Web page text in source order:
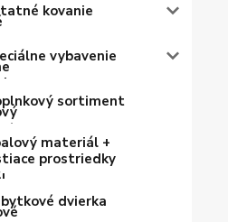
kovanie
vybavenie
sortiment
materiál +
prostriedky
dvierka